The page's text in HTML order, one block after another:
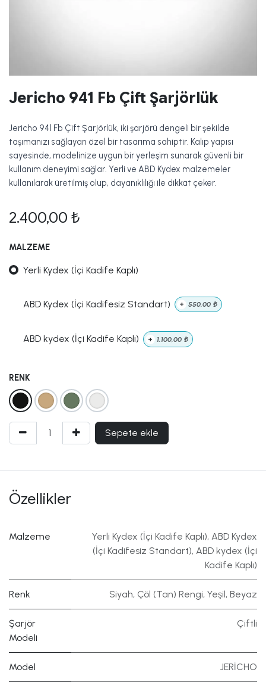
Jericho 941 Fb Çift Şarjörlük
Jericho 941 Fb Çift Şarjörlük, iki şarjörü dengeli bir şekilde
taşımanızı sağlayan özel bir tasarıma sahiptir. Kalıp yapısı
sayesinde, modelinize uygun bir yerleşim sunarak güvenli bir
kullanım deneyimi sağlar. Yerli ve ABD Kydex malzemeler
kullanılarak üretilmiş olup, dayanıklılığı ile dikkat çeker.
2.400,00 ₺
MALZEME
Yerli Kydex (İçi Kadife Kaplı)
ABD Kydex (İçi Kadifesiz Standart) + 550,00 ₺
ABD kydex (İçi Kadife Kaplı) + 1.100,00 ₺
RENK
Sepete ekle
Özellikler
Malzeme Yerli Kydex (İçi Kadife Kaplı), ABD Kydex
(İçi Kadifesiz Standart), ABD kydex (İçi
Kadife Kaplı)
Renk Siyah, Çöl (Tan) Rengi, Yeşil, Beyaz
Şarjör
Modeli
Çiftli
Model JERİCHO